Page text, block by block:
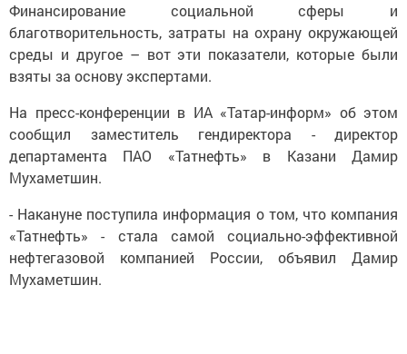
Финансирование социальной сферы и
благотворительность, затраты на охрану окружающей
среды и другое – вот эти показатели, которые были
взяты за основу экспертами.
На пресс-конференции в ИА «Татар-информ» об этом
сообщил заместитель гендиректора - директор
департамента ПАО «Татнефть» в Казани Дамир
Мухаметшин.
- Накануне поступила информация о том, что компания
«Татнефть» - стала самой социально-эффективной
нефтегазовой компанией России, объявил Дамир
Мухаметшин.